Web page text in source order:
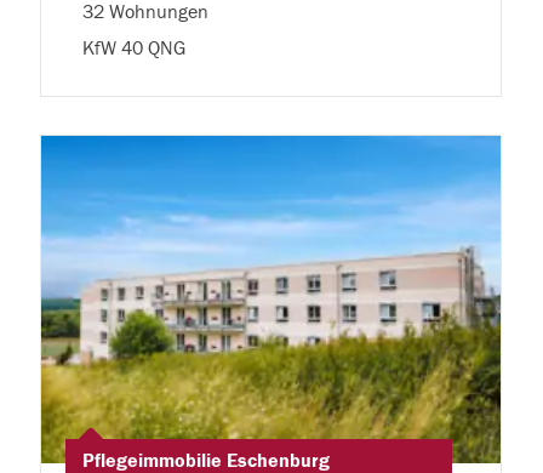
32 Wohnungen
KfW 40 QNG
Pflegeimmobilie Eschenburg